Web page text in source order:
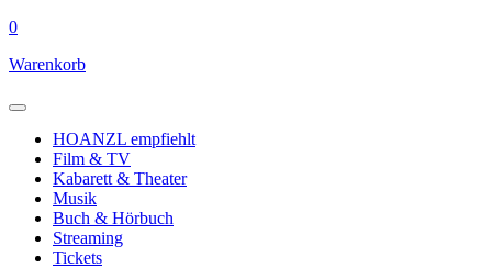
0
Warenkorb
HOANZL empfiehlt
Film & TV
Kabarett & Theater
Musik
Buch & Hörbuch
Streaming
Tickets